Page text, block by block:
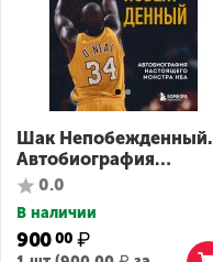
Шак Непобежденный.
Автобиография
настоящего монстра
НБА
0.0
В наличии
90000 ₽